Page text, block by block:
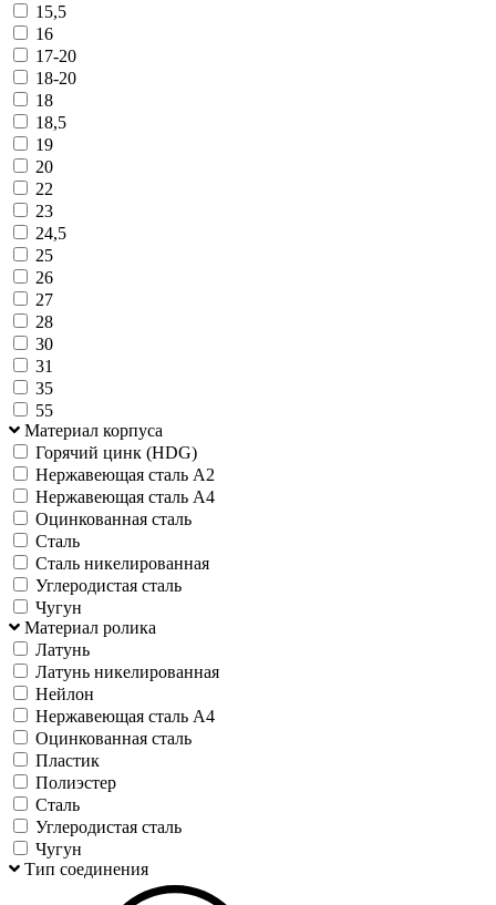
15,5
16
17-20
18-20
18
18,5
19
20
22
23
24,5
25
26
27
28
30
31
35
55
Материал корпуса
Горячий цинк (HDG)
Нержавеющая сталь А2
Нержавеющая сталь А4
Оцинкованная сталь
Сталь
Сталь никелированная
Углеродистая сталь
Чугун
Материал ролика
Латунь
Латунь никелированная
Нейлон
Нержавеющая сталь А4
Оцинкованная сталь
Пластик
Полиэстер
Сталь
Углеродистая сталь
Чугун
Тип соединения